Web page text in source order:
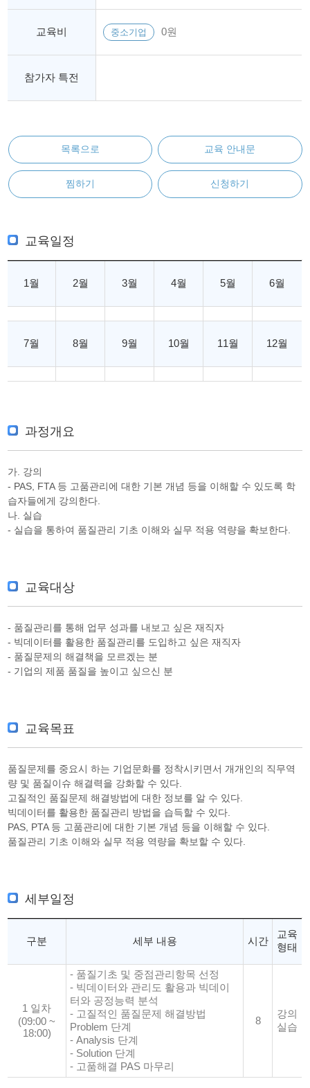
교육비 중소기업 0원
참가자 특전
목록으로 교육 안내문
찜하기 신청하기
교육일정
1월 2월 3월 4월 5월 6월
7월 8월 9월 10월 11월 12월
과정개요
가. 강의
- PAS, FTA 등 고품관리에 대한 기본 개념 등을 이해할 수 있도록 학
습자들에게 강의한다.
나. 실습
- 실습을 통하여 품질관리 기초 이해와 실무 적용 역량을 확보한다.
교육대상
- 품질관리를 통해 업무 성과를 내보고 싶은 재직자
- 빅데이터를 활용한 품질관리를 도입하고 싶은 재직자
- 품질문제의 해결책을 모르겠는 분
- 기업의 제품 품질을 높이고 싶으신 분
교육목표
품질문제를 중요시 하는 기업문화를 정착시키면서 개개인의 직무역
량 및 품질이슈 해결력을 강화할 수 있다.
고질적인 품질문제 해결방법에 대한 정보를 알 수 있다.
빅데이터를 활용한 품질관리 방법을 습득할 수 있다.
PAS, PTA 등 고품관리에 대한 기본 개념 등을 이해할 수 있다.
품질관리 기초 이해와 실무 적용 역량을 확보할 수 있다.
세부일정
구분 세부 내용 시간
교육
형태
1 일차
(09:00 ~
18:00)
- 품질기초 및 중점관리항목 선정
- 빅데이터와 관리도 활용과 빅데이
터와 공정능력 분석
- 고질적인 품질문제 해결방법
Problem 단계
- Analysis 단계
- Solution 단계
- 고품해결 PAS 마무리
8
강의
실습